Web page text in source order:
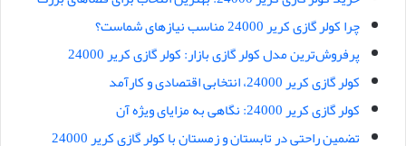
چرا کولر گازی کریر 24000 مناسب نیازهای شماست؟
پرفروش‌ترین مدل کولر گازی بازار: کولر گازی کریر 24000
کولر گازی کریر 24000، انتخابی اقتصادی و کارآمد
کولر گازی کریر 24000: نگاهی به مزایای ویژه آن
تضمین راحتی در تابستان و زمستان با کولر گازی کریر 24000